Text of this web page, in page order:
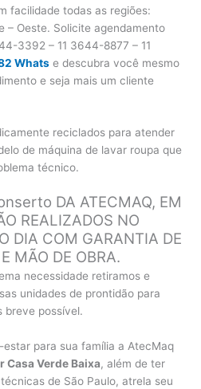
facilidade todas as regiões:
– Oeste. Solicite agendamento
3392 – 11 3644-8877 – 11
Whats e descubra você mesmo
e seja mais um cliente
reciclados para atender
de máquina de lavar roupa que
técnico.
DA ATECMAQ, EM
REALIZADOS NO
DIA COM GARANTIA DE
MÃO DE OBRA.
necessidade retiramos e
unidades de prontidão para
breve possível.
para sua família a AtecMaq
Casa Verde Baixa, além de ter
de São Paulo, atrela seu